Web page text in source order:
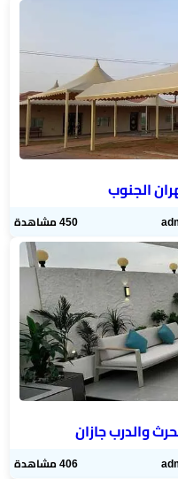
الجنوب
450 مشاهدة
والدرب جازان
406 مشاهدة